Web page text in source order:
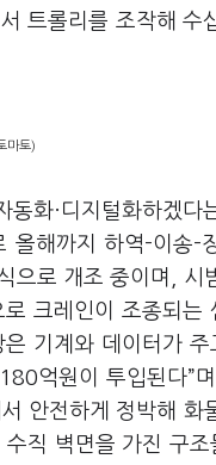
트롤리를 조작해 수
마토)
화·디지털화하겠다
올해까지 하역-이송-
으로 개조 중이며, 시
크레인이 조종되는
기계와 데이터가 주
억원이 투입된다”
안전하게 정박해 화
직 벽면을 가진 구조